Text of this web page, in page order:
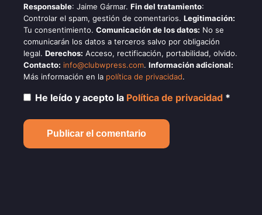
Responsable: Jaime Gármar. Fin del tratamiento:
Controlar el spam, gestión de comentarios. Legitimación:
Tu consentimiento. Comunicación de los datos: No se
comunicarán los datos a terceros salvo por obligación
legal. Derechos: Acceso, rectificación, portabilidad, olvido.
Contacto: info@clubwpress.com. Información adicional:
Más información en la política de privacidad.
He leído y acepto la Política de privacidad *